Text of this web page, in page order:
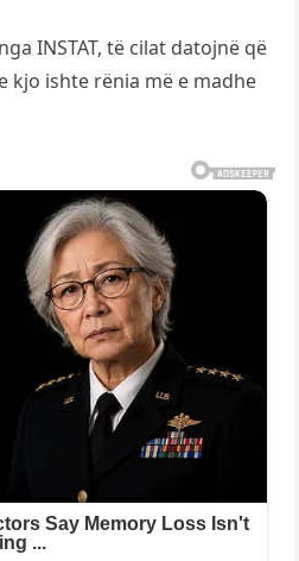
INSTAT, të cilat datojnë që
kjo ishte rënia më e madhe